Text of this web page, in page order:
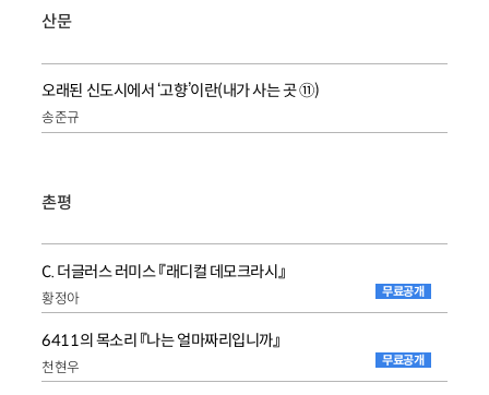
산문
오래된 신도시에서 ‘고향’이란(내가 사는 곳 ⑪)
송준규
촌평
C. 더글러스 러미스 『래디컬 데모크라시』
황정아 무료공개
6411의 목소리 『나는 얼마짜리입니까』
천현우 무료공개